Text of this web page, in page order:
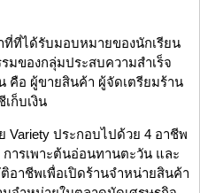
ที่ได้รับมอบหมายของนักเรียน
มของกลุ่มประสบความสำเร็จ
คือ ผู้ขายสินค้า ผู้จัดเตรียมร้าน
ก็บเงิน
ประกอบไปด้วย 4 อาชีพ
ารเพาะต้นอ่อนทานตะวัน และ
อาชีพเพื่อเปิดร้านจำหน่ายสินค้า